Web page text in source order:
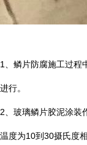
1 、鳞片防腐施工过
进行。
2 、玻璃鳞片胶泥涂
温度为10到30摄氏度